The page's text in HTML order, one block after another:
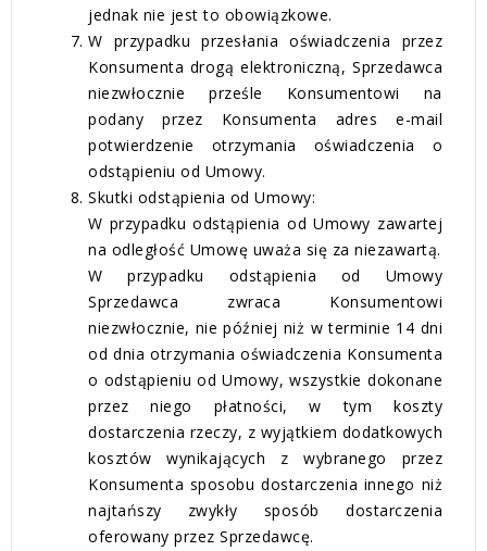
jednak nie jest to obowiązkowe.
W przypadku przesłania oświadczenia przez
Konsumenta drogą elektroniczną, Sprzedawca
niezwłocznie prześle Konsumentowi na
podany przez Konsumenta adres e-mail
potwierdzenie otrzymania oświadczenia o
odstąpieniu od Umowy.
Skutki odstąpienia od Umowy:
W przypadku odstąpienia od Umowy zawartej
na odległość Umowę uważa się za niezawartą.
W przypadku odstąpienia od Umowy
Sprzedawca zwraca Konsumentowi
niezwłocznie, nie później niż w terminie 14 dni
od dnia otrzymania oświadczenia Konsumenta
o odstąpieniu od Umowy, wszystkie dokonane
przez niego płatności, w tym koszty
dostarczenia rzeczy, z wyjątkiem dodatkowych
kosztów wynikających z wybranego przez
Konsumenta sposobu dostarczenia innego niż
najtańszy zwykły sposób dostarczenia
oferowany przez Sprzedawcę.